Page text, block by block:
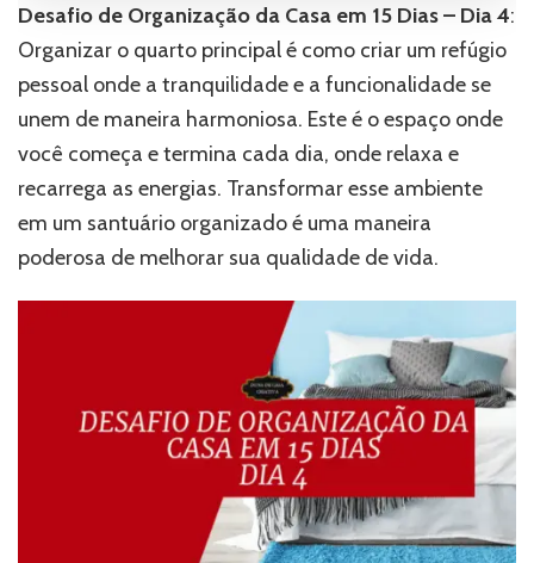
Desafio de Organização da Casa em 15 Dias – Dia 4:
Organizar o quarto principal é como criar um refúgio
pessoal onde a tranquilidade e a funcionalidade se
unem de maneira harmoniosa. Este é o espaço onde
você começa e termina cada dia, onde relaxa e
recarrega as energias. Transformar esse ambiente
em um santuário organizado é uma maneira
poderosa de melhorar sua qualidade de vida.